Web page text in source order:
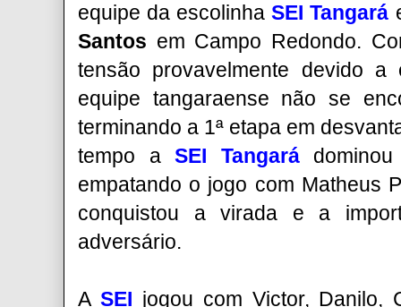
equipe da escolinhaSEI Tangará
Santos em Campo Redondo.
tensão provavelmente devido
equipe tangaraense não se
terminando a 1ª etapa em
tempo aSEI Tangarádominou
empatando o jogo com Matheus
conquistou a virada e a
adversário.
A SEI jogou com Victor, Danilo,